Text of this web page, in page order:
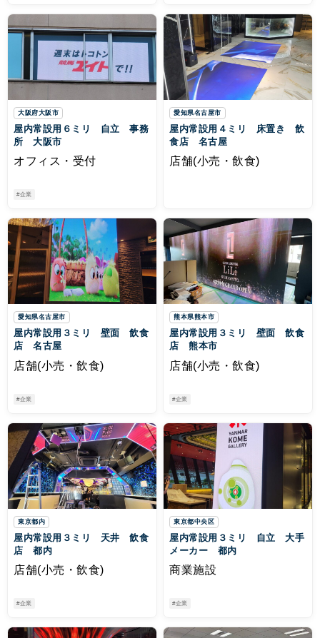
大阪府大阪市
屋内常設用６ミリ 自立 事務
所 大阪市
オフィス・受付
#企業
愛知県名古屋市
屋内常設用４ミリ 床置き 飲
食店 名古屋
店舗(小売・飲食)
愛知県名古屋市
屋内常設用３ミリ 壁面 飲食
店 名古屋
店舗(小売・飲食)
#企業
熊本県熊本市
屋内常設用３ミリ 壁面 飲食
店 熊本市
店舗(小売・飲食)
#企業
東京都内
屋内常設用３ミリ 天井 飲食
店 都内
店舗(小売・飲食)
#企業
東京都中央区
屋内常設用３ミリ 自立 大手
メーカー 都内
商業施設
#企業